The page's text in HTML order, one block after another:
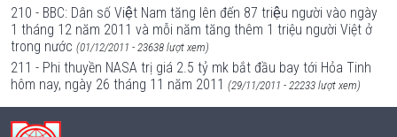
210 - BBC: Dân số Việt Nam tăng lên đến 87 triệu người vào ngày
1 tháng 12 năm 2011 và mỗi năm tăng thêm 1 triệu người Việt ở
trong nước (01/12/2011 - 23638 lượt xem)
211 - Phi thuyền NASA trị giá 2.5 tỷ mk bắt đầu bay tới Hỏa Tinh
hôm nay, ngày 26 tháng 11 năm 2011 (29/11/2011 - 22233 lượt xem)